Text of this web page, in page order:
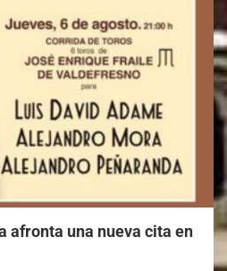
afronta una nueva cita en